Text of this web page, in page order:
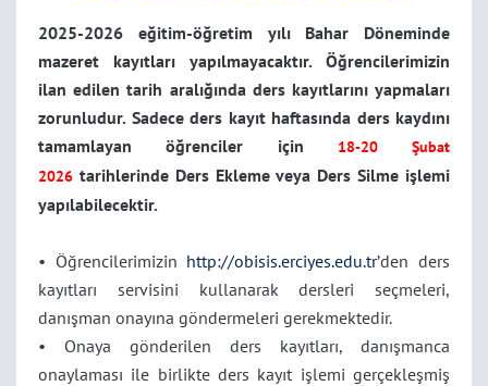
2025-2026 eğitim-öğretim yılı Bahar Döneminde
mazeret kayıtları yapılmayacaktır. Öğrencilerimizin
ilan edilen tarih aralığında ders kayıtlarını yapmaları
zorunludur. Sadece ders kayıt haftasında ders kaydını
tamamlayan öğrenciler için
18-20 Şubat
2026 tarihlerinde Ders Ekleme veya Ders Silme işlemi
yapılabilecektir.
• Öğrencilerimizin http://obisis.erciyes.edu.tr’den ders
kayıtları servisini kullanarak dersleri seçmeleri,
danışman onayına göndermeleri gerekmektedir.
• Onaya gönderilen ders kayıtları, danışmanca
onaylaması ile birlikte ders kayıt işlemi gerçekleşmiş